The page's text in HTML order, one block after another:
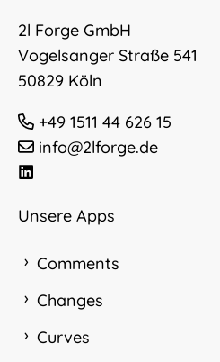
2l Forge GmbH
Vogelsanger Straße 541
50829 Köln
+49 1511 44 626 15
info@2lforge.de
Unsere Apps
Comments
Changes
Curves